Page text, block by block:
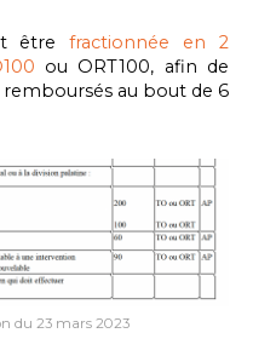
êtrefractionnée en 2
ou ORT100, afin de
au bout de 6
du 23 mars 2023